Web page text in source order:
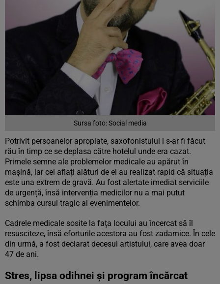
Sursa foto: Social media
Potrivit persoanelor apropiate, saxofonistului i s-ar fi făcut
rău în timp ce se deplasa către hotelul unde era cazat.
Primele semne ale problemelor medicale au apărut în
mașină, iar cei aflați alături de el au realizat rapid că situația
este una extrem de gravă. Au fost alertate imediat serviciile
de urgență, însă intervenția medicilor nu a mai putut
schimba cursul tragic al evenimentelor.
Cadrele medicale sosite la fața locului au încercat să îl
resusciteze, însă eforturile acestora au fost zadarnice. În cele
din urmă, a fost declarat decesul artistului, care avea doar
47 de ani.
Stres, lipsa odihnei și program încărcat